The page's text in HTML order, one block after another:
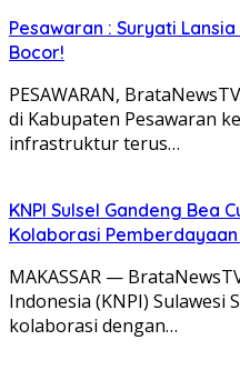
Pesawaran : Suryati
Bocor!
PESAWARAN,
di Kabupaten Pesawaran
infrastruktur terus…
KNPI Sulsel Gandeng Bea
Kolaborasi
MAKASSAR —
Indonesia (KNPI) Sulawesi
kolaborasi dengan…